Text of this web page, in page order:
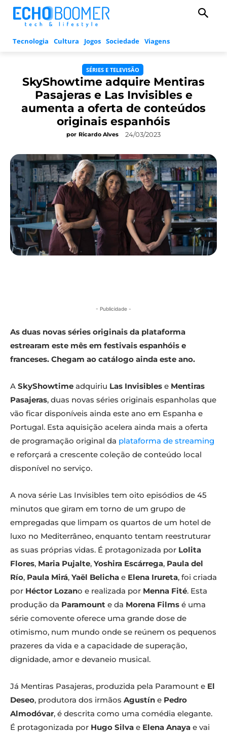
Tecnologia Cultura Jogos Sociedade Viagens
SÉRIES E TELEVISÃO
SkyShowtime adquire Mentiras
Pasajeras e Las Invisibles e
aumenta a oferta de conteúdos
originais espanhóis
por Ricardo Alves 24/03/2023
- Publicidade -
As duas novas séries originais da plataforma
estrearam este mês em festivais espanhóis e
franceses. Chegam ao catálogo ainda este ano.
A SkyShowtime adquiriu Las Invisibles e Mentiras
Pasajeras, duas novas séries originais espanholas que
vão ficar disponíveis ainda este ano em Espanha e
Portugal. Esta aquisição acelera ainda mais a oferta
de programação original da plataforma de streaming
e reforçará a crescente coleção de conteúdo local
disponível no serviço.
A nova série Las Invisibles tem oito episódios de 45
minutos que giram em torno de um grupo de
empregadas que limpam os quartos de um hotel de
luxo no Mediterrâneo, enquanto tentam reestruturar
as suas próprias vidas. É protagonizada por Lolita
Flores, Maria Pujalte, Yoshira Escárrega, Paula del
Río, Paula Mirá, Yaël Belicha e Elena Irureta, foi criada
por Héctor Lozano e realizada por Menna Fité. Esta
produção da Paramount e da Morena Films é uma
série comovente oferece uma grande dose de
otimismo, num mundo onde se reúnem os pequenos
prazeres da vida e a capacidade de superação,
dignidade, amor e devaneio musical.
Já Mentiras Pasajeras, produzida pela Paramount e El
Deseo, produtora dos irmãos Agustín e Pedro
Almodóvar, é descrita como uma comédia elegante.
É protagonizada por Hugo Silva e Elena Anaya e vai